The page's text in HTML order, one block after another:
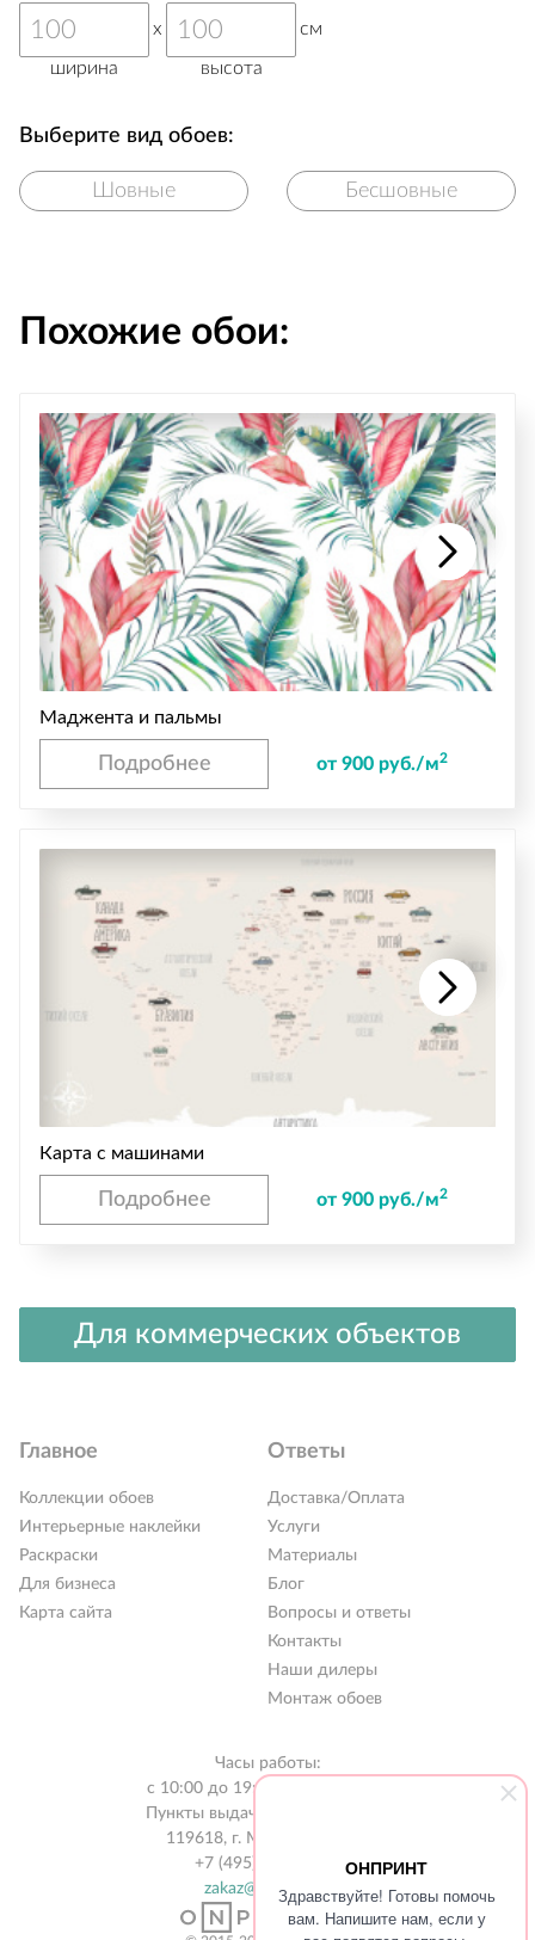
ОНПРИНТ
Здравствуйте! Готовы помочь
вам. Напишите нам, если у
Новинки 2026
Коллекции обоев
Обои под покраску
ширина
x
высота
см
Выберите вид обоев:
Шовные Бесшовные
Похожие обои:
Маджента и пальмы
Подробнее от 900 руб./м2
Карта с машинами
Подробнее от 900 руб./м2
Для коммерческих объектов
Главное
Коллекции обоев
Интерьерные наклейки
Раскраски
Для бизнеса
Карта сайта
Ответы
Доставка/Оплата
Услуги
Материалы
Блог
Вопросы и ответы
Контакты
Наши дилеры
Монтаж обоев
Часы работы:
с 10:00 до 19:00 без выходных
Пункты выдачи в 31 городе РФ
119618, г. Москва, а/я 519
+7 (495) 134-13-56
zakaz@onprint.ru